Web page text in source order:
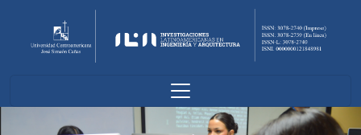
Investigaciones Latinoamericanas en